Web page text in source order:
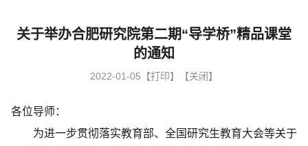
关于举办合肥研究院第二期“导学桥”精品课堂
的通知
2022-01-05 【打印】 【关闭】
各位导师：
为进一步贯彻落实教育部、全国研究生教育大会等关于